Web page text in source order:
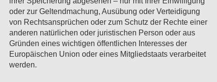
oder zur Geltendmachung, Ausübung oder Verteidigung
von Rechtsansprüchen oder zum Schutz der Rechte einer
anderen natürlichen oder juristischen Person oder aus
Gründen eines wichtigen öffentlichen Interesses der
Europäischen Union oder eines Mitgliedstaats verarbeitet
werden.